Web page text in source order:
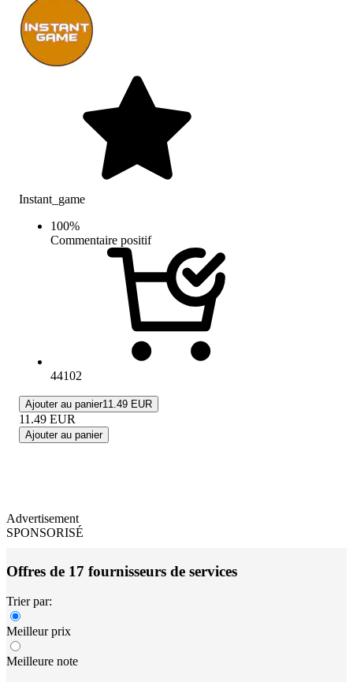
Instant_game
100%
Commentaire positif
44102
Ajouter au panier11.49 EUR
11.49 EUR
Ajouter au panier
Advertisement
SPONSORISÉ
Offres de 17 fournisseurs de services
Trier par:
Meilleur prix
Meilleure note